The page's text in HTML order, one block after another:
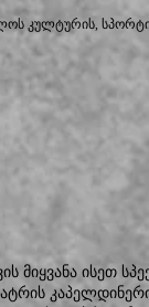
კულტურის,
მიყვანა ისეთ